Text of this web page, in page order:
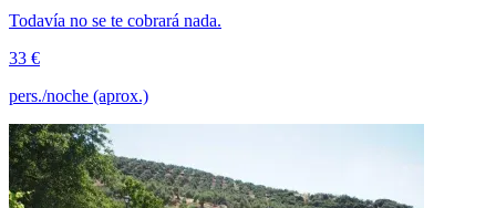
Todavía no se te cobrará nada.
33 €
pers./noche (aprox.)